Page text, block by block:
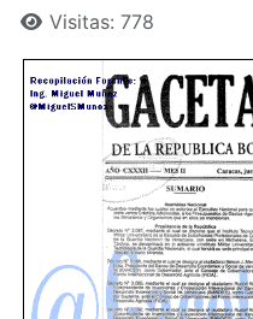
Visitas: 778